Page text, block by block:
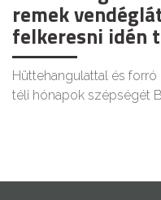
remek
felkeresni idén
Hüttehangulattal és
téli hónapok szépségét